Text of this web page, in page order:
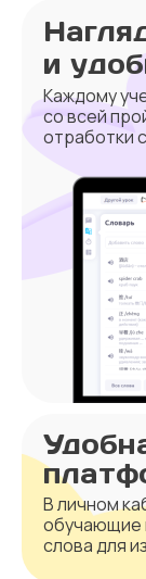
и
Каждому
со всей
отработки
В личном
обучающие
слова для